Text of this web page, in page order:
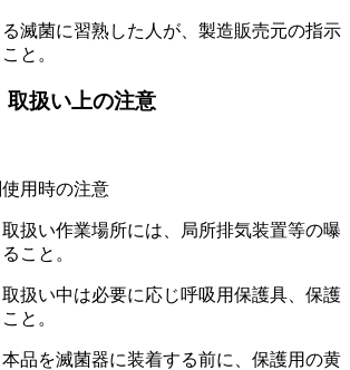
滅菌に習熟した人が、製造販売元の指示
と。
取扱い上の注意
用時の注意
扱い作業場所には、局所排気装置等の曝
こと。
扱い中は必要に応じ呼吸用保護具、保護
と。
品を滅菌器に装着する前に、保護用の黄